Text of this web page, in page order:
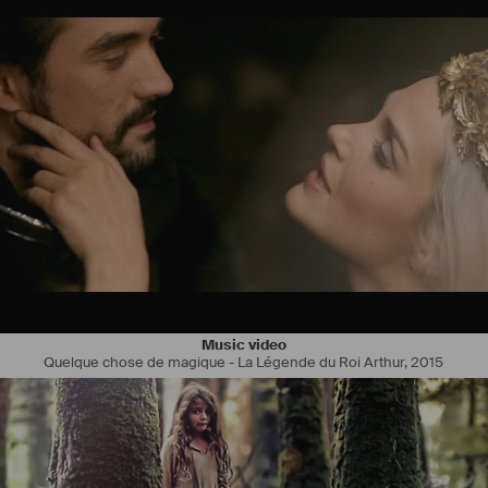
1992 Stage western à ALMEIRIA (Espagne)
1993 Rédacteur à CLAYMORE (Fanzine médiéval)
1994 Conseiller sécurité armes auprès de la Fédération de Jeux de
1995 Metteur en scène à L’EPEE D’AYMERIC
1995 (Mai) Réglage cascades avec armes pour «UNE PECHE
PICARDIE » cavaliers médiévaux
1997 (Mai) Réglage cascades avec armes pour documentaire
France3 Normandie
1997.1998 Conseiller technique européen à LA F.E.C.H (Fédération
Européenne
De Combat Historique)
Music video
Quelque chose de magique - La Légende du Roi Arthur,2015